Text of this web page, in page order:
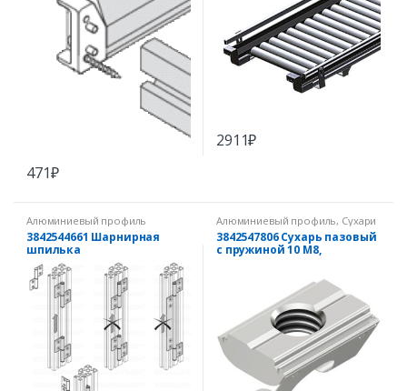
471₽
2911₽
Алюминиевый профиль
3842544661 Шарнирная
шпилька
Алюминиевый профиль, Сухари
для паза 10 мм
3842547806 Сухарь пазовый
с пружиной 10 M8,